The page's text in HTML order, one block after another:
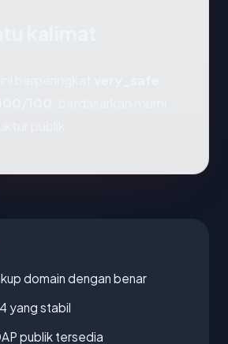
domain dengan benar
yang stabil
publik tersedia